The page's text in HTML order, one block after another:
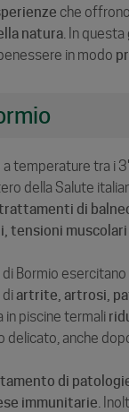
che
natura . In
in modo
temperature tra i
della Salute
di
tensioni muscolari
di Bormio
diartrite, artrosi,
in piscine termali
delicato, anche
di
immunitarie .